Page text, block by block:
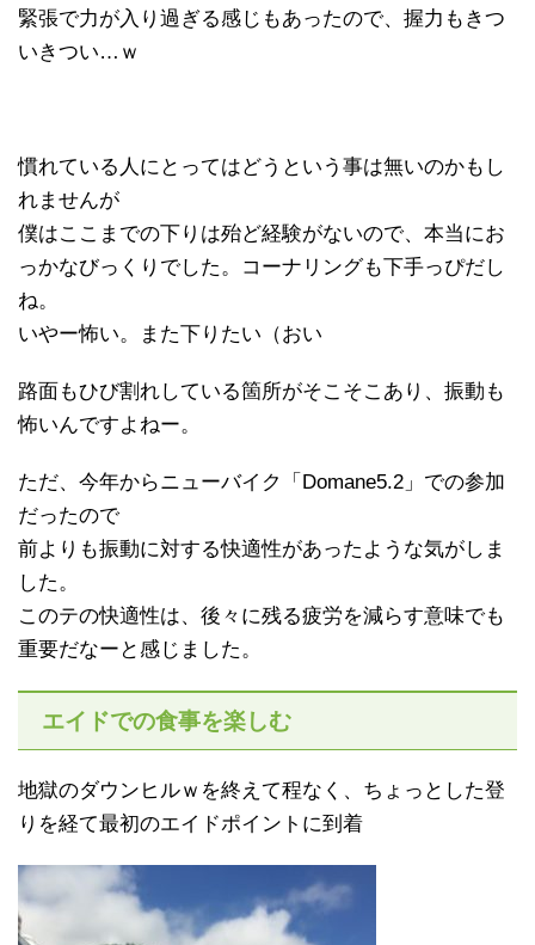
緊張で力が入り過ぎる感じもあったので、握力もきつ
いきつい…ｗ
慣れている人にとってはどうという事は無いのかもし
れませんが
僕はここまでの下りは殆ど経験がないので、本当にお
っかなびっくりでした。コーナリングも下手っぴだし
ね。
いやー怖い。また下りたい（おい
路面もひび割れしている箇所がそこそこあり、振動も
怖いんですよねー。
ただ、今年からニューバイク「Domane5.2」での参加
だったので
前よりも振動に対する快適性があったような気がしま
した。
このテの快適性は、後々に残る疲労を減らす意味でも
重要だなーと感じました。
エイドでの食事を楽しむ
地獄のダウンヒルｗを終えて程なく、ちょっとした登
りを経て最初のエイドポイントに到着